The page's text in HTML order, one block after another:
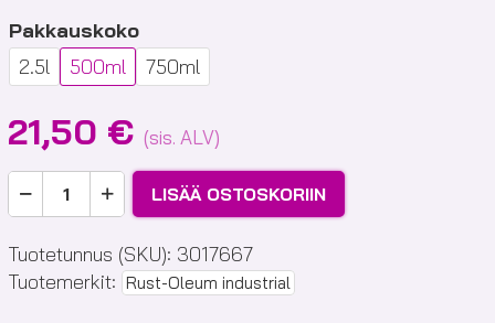
Pakkauskoko
2.5l
500ml 750ml
21,50 € (sis. ALV)
Oleum
Paint
Stripper
LISÄÄ OSTOSKORIIN
Tuotetunnus (SKU): 3017667
Tuotemerkit: Rust-Oleum industrial